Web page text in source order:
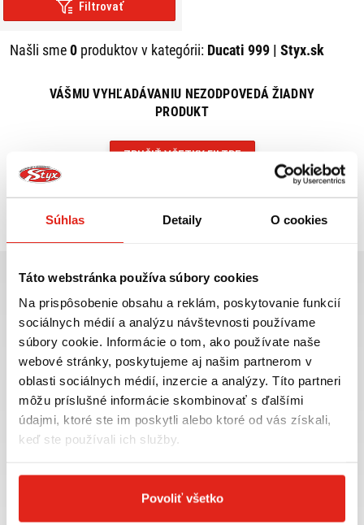
Súhlas Detaily O cookies
Táto webstránka používa súbory cookies
Na prispôsobenie obsahu a reklám, poskytovanie funkcií
sociálnych médií a analýzu návštevnosti používame
súbory cookie. Informácie o tom, ako používate naše
webové stránky, poskytujeme aj našim partnerom v
oblasti sociálnych médií, inzercie a analýzy. Títo partneri
môžu príslušné informácie skombinovať s ďalšími
údajmi, ktoré ste im poskytli alebo ktoré od vás získali,
keď ste používali ich služby.
Povoliť všetko
Filtrovať
Našli sme0 produktov v kategórii: Ducati 999 | Styx.sk
VÁŠMU VYHĽADÁVANIU NEZODPOVEDÁ ŽIADNY
PRODUKT
ZRUŠIŤ VŠETKY FILTRE
Najväčší výber moto
príslušenstva ihneď k
odberu
VIAC INFO
Doprava ZADARMO pre
objednávky nad 50€ v rámci
SR
VIAC INFO